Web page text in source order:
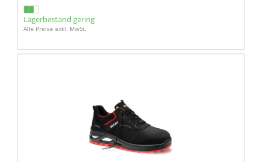
Lagerbestand gering
Alle Preise exkl. MwSt.